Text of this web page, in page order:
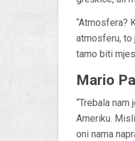
“Atmosfera?
atmosferu, to
tamo biti
Mario
“Trebala
Ameriku.
oni nama